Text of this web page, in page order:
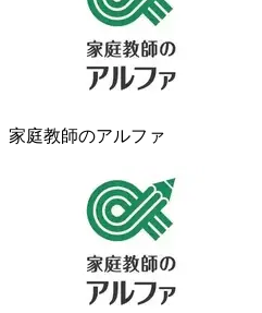
家庭教師のアルファ